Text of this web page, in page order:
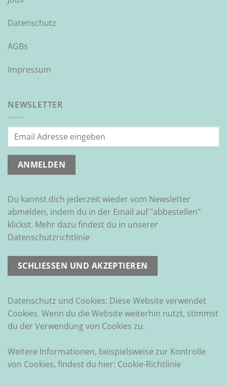
Datenschutz
AGBs
Impressum
NEWSLETTER
Du kannst dich jederzeit wieder vom Newsletter
abmelden, indem du in der Email auf "abbestellen"
klickst. Mehr dazu findest du in unserer
Datenschutzrichtlinie
Datenschutz und Cookies: Diese Website verwendet
Cookies. Wenn du die Website weiterhin nutzt, stimmst
du der Verwendung von Cookies zu.
Weitere Informationen, beispielsweise zur Kontrolle
von Cookies, findest du hier: Cookie-Richtlinie